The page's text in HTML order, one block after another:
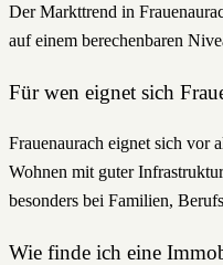
Der Markttrend in
auf einem berechenbaren
Für wen eignet sich
Frauenaurach eignet sich vor
Wohnen mit guter
besonders bei Familien,
Wie finde ich eine